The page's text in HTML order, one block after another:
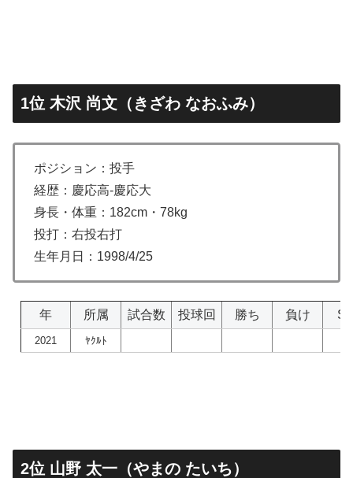
1位 木沢 尚文（きざわ なおふみ）
ポジション：投手
経歴：慶応高-慶応大
身長・体重：182cm・78kg
投打：右投右打
生年月日：1998/4/25
年 所属 試合数 投球回 勝ち 負け S
2021 ﾔｸﾙﾄ
2位 山野 太一（やまの たいち）